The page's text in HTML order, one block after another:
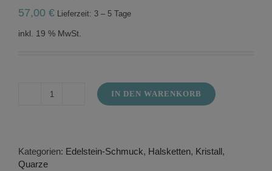
57,00 € Lieferzeit: 3 – 5 Tage
inkl. 19 % MwSt.
Halskette
Rauchquarz
IN DEN WARENKORB
Kategorien: Edelstein-Schmuck, Halsketten, Kristall,
Quarze